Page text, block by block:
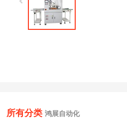
所有分类 鸿展自动化